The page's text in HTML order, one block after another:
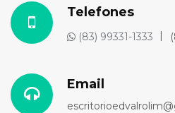
Telefones
(83) 99331-1333
Email